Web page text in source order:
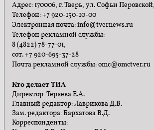
Адрес: 170006, г. Тверь, ул. Софьи
Телефон: +7 920-150-10-00
Электронная почта: info@tvernews.ru
Телефон рекламной службы:
8 (4822) 78-77-01,
сот. +7 920-695-37-28
Почта рекламной службы: omc@omctver.ru
Кто делает ТИА
Директор: Теряева Е.А.
Главный редактор: Лаврикова Д.В.
Зам. редактора: Бархатова В.Д.
Корреспонденты: